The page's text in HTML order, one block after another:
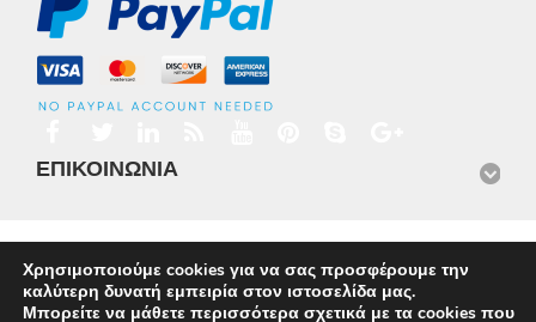
ΕΠΙΚΟΙΝΩΝΊΑ
Προϊόντα
Φωτογραφίες
Service
Εταιρικό Προφίλ
Επικοινωνία
© 2026Omnisys
Χρησιμοποιούμε cookies για να σας προσφέρουμε την
καλύτερη δυνατή εμπειρία στον ιστοσελίδα μας.
Μπορείτε να μάθετε περισσότερα σχετικά με τα cookies που